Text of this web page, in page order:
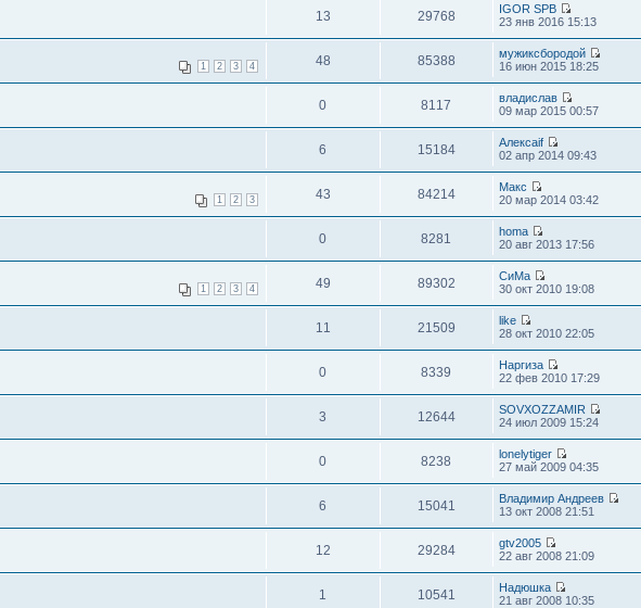
13 29768
IGOR SPB
23 янв 2016 15:13
1 2 3 4 48 85388
мужиксбородой
16 июн 2015 18:25
0 8117
владислав
09 мар 2015 00:57
6 15184
Алексаif
02 апр 2014 09:43
1 2 3 43 84214
Макс
20 мар 2014 03:42
0 8281
homa
20 авг 2013 17:56
1 2 3 4 49 89302
СиМа
30 окт 2010 19:08
11 21509
like
28 окт 2010 22:05
0 8339
Наргиза
22 фев 2010 17:29
3 12644
SOVXOZZAMIR
24 июл 2009 15:24
0 8238
lonelytiger
27 май 2009 04:35
6 15041
Владимир Андреев
13 окт 2008 21:51
12 29284
gtv2005
22 авг 2008 21:09
1 10541
Надюшка
21 авг 2008 10:35